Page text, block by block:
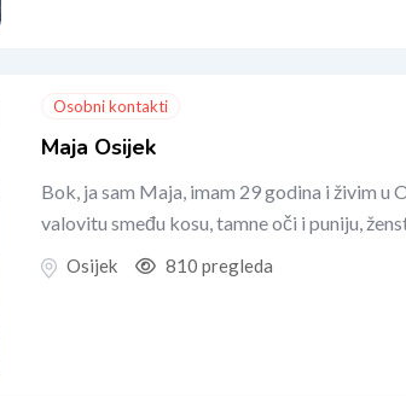
Osobni kontakti
Maja Osijek
Bok, ja sam Maja, imam 29 godina i živim u
valovitu smeđu kosu, tamne oči i puniju,
Osijek 810 pregleda